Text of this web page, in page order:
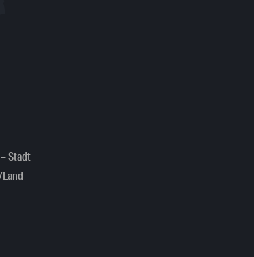
Stadt